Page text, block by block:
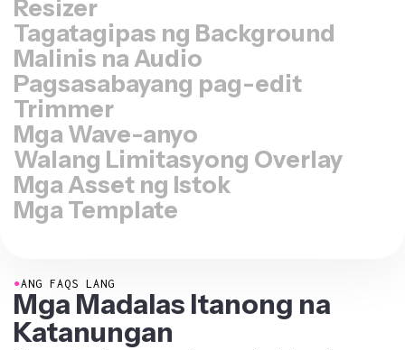
Tagatagipas ng Background
Malinis na Audio
Pagsasabayang pag-edit
Trimmer
Mga Wave-anyo
Walang Limitasyong Overlay
Mga Asset ng Istok
Mga Template
Mga Madalas Itanong na
Katanungan
Mayroon kaming mga sagot sa mga pinakakaraniwang